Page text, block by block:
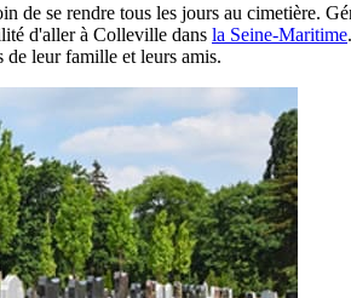
de se rendre tous les jours au cimetière.
d'aller à Colleville dans la Seine-Maritime
de leur famille et leurs amis.